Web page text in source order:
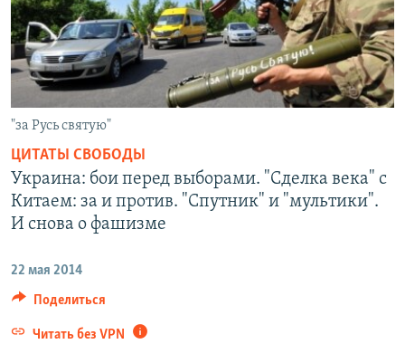
содержанию
Вернутся
главной
навигации
Вернутся
поиску
ЦИТАТЫ СВОБОДЫ
МНЕНИЯ
КУЛЬТУРА
IDEL.РЕАЛИИ
КАВКАЗ.РЕАЛИИ
СЕВЕР.РЕАЛИИ
СИБИРЬ.РЕАЛИИ
ПОДПИШИТЕСЬ НА РАССЫЛКУ
СОЦИАЛЬНЫЕ СЕТИ
"за Русь святую"
ЦИТАТЫ СВОБОДЫ
Украина: бои перед выборами. "Сделка века" с
Китаем: за и против. "Спутник" и "мультики".
И снова о фашизме
22 мая 2014
Поделиться
Читать без VPN